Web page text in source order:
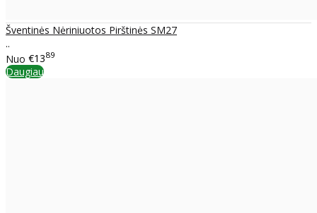
Šventinės Nėriniuotos Pirštinės SM27
..
Nuo €1389
Daugiau